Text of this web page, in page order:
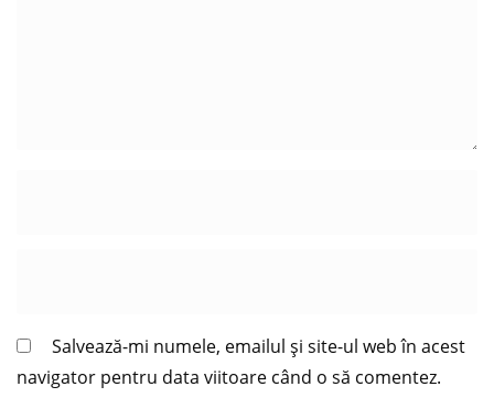
Salvează-mi numele, emailul și site-ul web în acest
navigator pentru data viitoare când o să comentez.